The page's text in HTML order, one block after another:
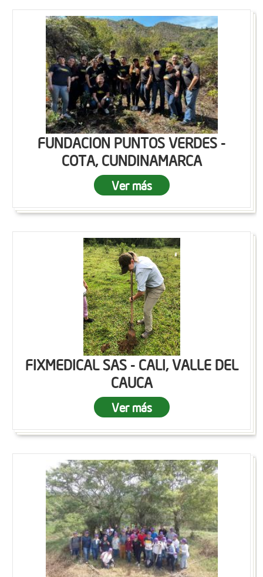
FUNDACION PUNTOS VERDES -
COTA, CUNDINAMARCA
Ver más
FIXMEDICAL SAS - CALI, VALLE DEL
CAUCA
Ver más